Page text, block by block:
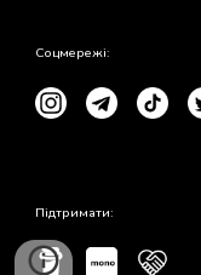
Соцмережі:
Підтримати: